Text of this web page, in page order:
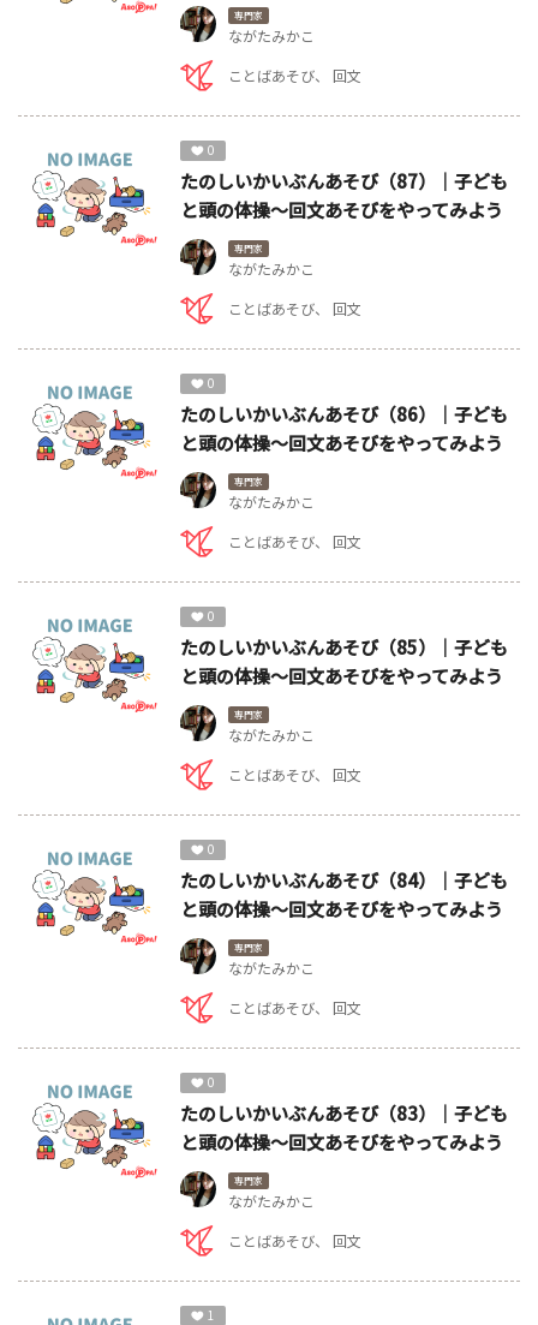
専門家
ながたみかこ
ことばあそび
回文
0
たのしいかいぶんあそび（87）｜子ども
と頭の体操～回文あそびをやってみよう
専門家
ながたみかこ
ことばあそび
回文
0
たのしいかいぶんあそび（86）｜子ども
と頭の体操～回文あそびをやってみよう
専門家
ながたみかこ
ことばあそび
回文
0
たのしいかいぶんあそび（85）｜子ども
と頭の体操～回文あそびをやってみよう
専門家
ながたみかこ
ことばあそび
回文
0
たのしいかいぶんあそび（84）｜子ども
と頭の体操～回文あそびをやってみよう
専門家
ながたみかこ
ことばあそび
回文
0
たのしいかいぶんあそび（83）｜子ども
と頭の体操～回文あそびをやってみよう
専門家
ながたみかこ
ことばあそび
回文
1